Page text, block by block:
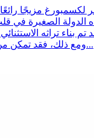
لكسمبورغ مزيجًا رائعًا
الدولة الصغيرة في
تم بناء تراثه
ومع ذلك، فقد تمكن من الحفاظ على هوية وطنية قوية وممي...